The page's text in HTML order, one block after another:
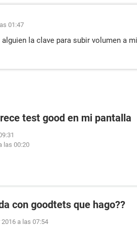
01:47
la clave para subir volumen a
test good en mi pantalla
las 00:20
con goodtets que hago??
2016 a las 07:54